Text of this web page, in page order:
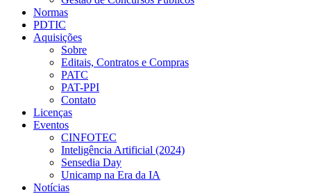
Normas
PDTIC
Aquisições
Sobre
Editais, Contratos e Compras
PATC
PAT-PPI
Contato
Licenças
Eventos
CINFOTEC
Inteligência Artificial (2024)
Sensedia Day
Unicamp na Era da IA
Notícias